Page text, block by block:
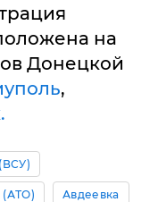
на
Донецкой
,
Авдеевка